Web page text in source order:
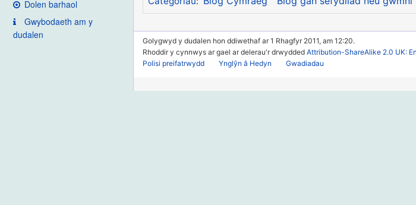
Dolen barhaol
Gwybodaeth am y
dudalen
Golygwyd y dudalen hon ddiwethaf ar 1 Rhagfyr 2011, am 12:20.
Rhoddir y cynnwys ar gael ar delerau'r drwyddedAttribution-ShareAlike 2.0 UK:
Polisi preifatrwydd
Ynglŷn â Hedyn Gwadiadau